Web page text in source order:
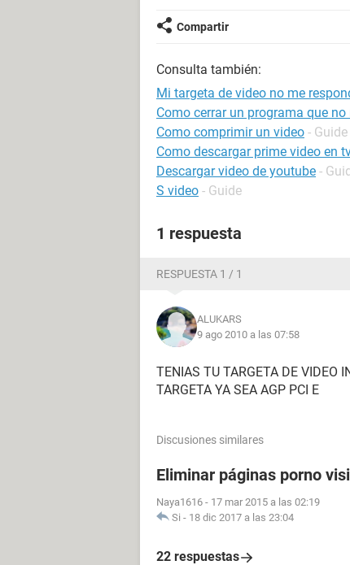
Compartir
Consulta también:
Mi targeta de video no me
Como cerrar un programa que no
Como comprimir un video - Guide
Como descargar prime video en
Descargar video de youtube -
S video - Guide
1 respuesta
RESPUESTA 1 / 1
ALUKARS
9 ago 2010 a las 07:58
TENIAS TU TARGETA DE VIDEO
TARGETA YA SEA AGP PCI E
Discusiones similares
Eliminar páginas porno
Naya1616 - 17 mar 2015 a las 02:19
Si - 18 dic 2017 a las 23:04
22 respuestas